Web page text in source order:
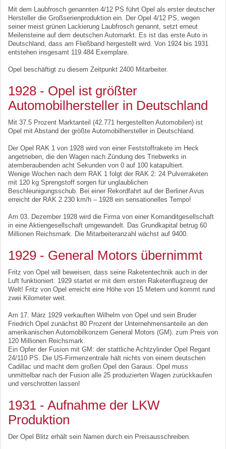
Mit dem Laubfrosch genannten 4/12 PS führt Opel als erster deutscher
Hersteller die Großserienproduktion ein. Der Opel 4/12 PS, wegen
seiner meist grünen Lackierung Laubfrosch genannt, setzt erneut
Meilensteine auf dem deutschen Automarkt. Es ist das erste Auto in
Deutschland, dass am Fließband hergestellt wird. Von 1924 bis 1931
entstehen insgesamt 119.484 Exemplare.
Opel beschäftigt zu diesem Zeitpunkt 2400 Mitarbeiter.
1928 - Opel ist größter
Automobilhersteller in Deutschland
Mit 37.5 Prozent Marktanteil (42.771 hergestellten Automobilen) ist
Opel mit Abstand der größte Automobilhersteller in Deutschland.
Der Opel RAK 1 von 1928 wird von einer Feststoffrakete im Heck
angetrieben, die den Wagen nach Zündung des Triebwerks in
atemberaubenden acht Sekunden von 0 auf 100 katapultiert.
Wenige Wochen nach dem RAK 1 folgt der RAK 2: 24 Pulverraketen
mit 120 kg Sprengstoff sorgen für unglaublichen
Beschleunigungsschub. Bei einer Rekordfahrt auf der Berliner Avus
erreicht der RAK 2 230 km/h – 1928 ein sensationelles Tempo!
Am 03. Dezember 1928 wird die Firma von einer Komanditgesellschaft
in eine Aktiengesellschaft umgewandelt. Das Grundkapital betrug 60
Millionen Reichsmark. Die Mitarbeiteranzahl wächst auf 9400.
1929 - General Motors übernimmt
Fritz von Opel will beweisen, dass seine Raketentechnik auch in der
Luft funktioniert: 1929 startet er mit dem ersten Raketenflugzeug der
Welt! Fritz von Opel erreicht eine Höhe von 15 Metern und kommt rund
zwei Kilometer weit.
Am 17. März 1929 verkauften Wilhelm von Opel und sein Bruder
Friedrich Opel zunächst 80 Prozent der Unternehmensanteile an den
amerikanischen Automobilkonzern General Motors (GM). zum Preis von
120 Millionen Reichsmark.
Ein Opfer der Fusion mit GM: der stattliche Achtzylinder Opel Regant
24/110 PS. Die US-Firmenzentrale hält nichts von einem deutschen
Cadillac und macht dem großen Opel den Garaus. Opel muss
unmittelbar nach der Fusion alle 25 produzierten Wagen zurückkaufen
und verschrotten lassen!
1931 - Aufnahme der LKW
Produktion
Der Opel Blitz erhält sein Namen durch ein Preisausschreiben.